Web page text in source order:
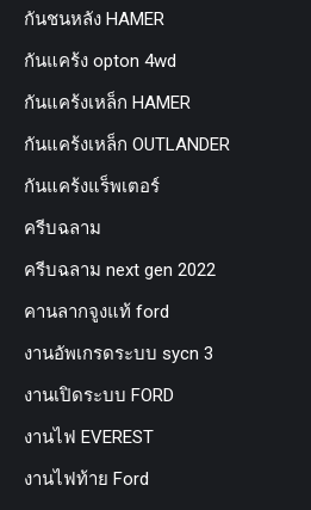
กันชนหลัง HAMER
กันแคร้ง opton 4wd
กันแคร้งเหล็ก HAMER
กันแคร้งเหล็ก OUTLANDER
กันแคร้งแร็พเตอร์
ครีบฉลาม
ครีบฉลาม next gen 2022
คานลากจูงแท้ ford
งานอัพเกรดระบบ sycn 3
งานเปิดระบบ FORD
งานไฟ EVEREST
งานไฟท้าย Ford